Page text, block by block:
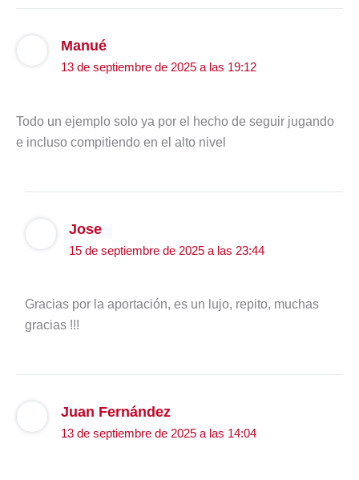
Manué
13 de septiembre de 2025 a las 19:12
Todo un ejemplo solo ya por el hecho de seguir jugando
e incluso compitiendo en el alto nivel
Jose
15 de septiembre de 2025 a las 23:44
Gracias por la aportación, es un lujo, repito, muchas
gracias !!!
Juan Fernández
13 de septiembre de 2025 a las 14:04